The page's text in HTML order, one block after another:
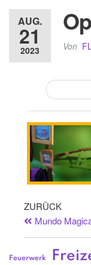
AUG.
21
2023 Von
ZURÜCK
Mundo
Feuerwerk